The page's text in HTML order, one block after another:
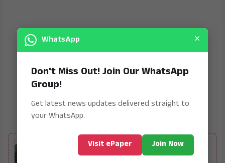
ಒಂದೇ ಮರಕ್ಕೆ ನೇಣು ಬಿಗಿದ ಸ್ಥಿತಿಯಲ್ಲಿ ನೇಪಾಳ ಮೂಲದ
ಇಬ್ಬರು ಯುವತಿಯರ ಶವ ಪತ್ತೆ
WhatsApp ×
Don't Miss Out! Join Our WhatsApp
Group!
Get latest news updates delivered straight to
your WhatsApp.
Visit ePaper Join Now